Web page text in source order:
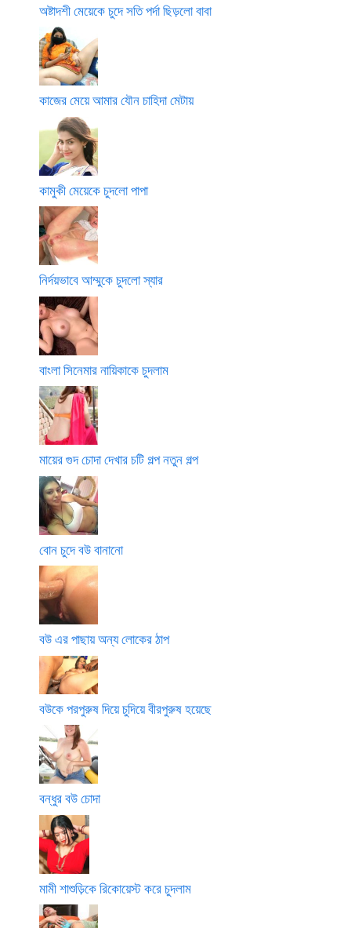
অষ্টাদশী মেয়েকে চুদে সতি পর্দা ছিড়লো বাবা
কাজের মেয়ে আমার যৌন চাহিদা মেটায়
কামুকী মেয়েকে চুদলো পাপা
নির্দয়ভাবে আম্মুকে চুদলো স্যার
বাংলা সিনেমার নায়িকাকে চুদলাম
মায়ের গুদ চোদা দেখার চটি গল্প নতুন গল্প
বোন চুদে বউ বানানো
বউ এর পাছায় অন্য লোকের ঠাপ
বউকে পরপুরুষ দিয়ে চুদিয়ে বীরপুরুষ হয়েছে
বন্ধুর বউ চোদা
মামী শাশুড়িকে রিকোয়েস্ট করে চুদলাম